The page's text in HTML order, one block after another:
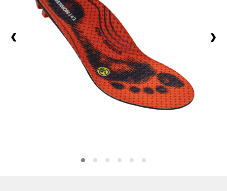
Outdoor
Vapaa-ajan kengät